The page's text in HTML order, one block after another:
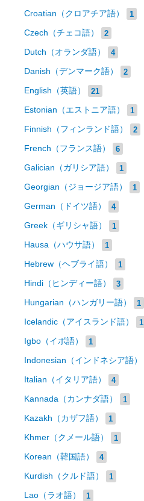
Croatian（クロアチア語） 1
Czech（チェコ語） 2
Dutch（オランダ語） 4
Danish（デンマーク語） 2
English（英語） 21
Estonian（エストニア語） 1
Finnish（フィンランド語） 2
French（フランス語） 6
Galician（ガリシア語） 1
Georgian（ジョージア語） 1
German（ドイツ語） 4
Greek（ギリシャ語） 1
Hausa（ハウサ語） 1
Hebrew（ヘブライ語） 1
Hindi（ヒンディー語） 3
Hungarian（ハンガリー語） 1
Icelandic（アイスランド語） 1
Igbo（イボ語） 1
Indonesian（インドネシア語）
Italian（イタリア語） 4
Kannada（カンナダ語） 1
Kazakh（カザフ語） 1
Khmer（クメール語） 1
Korean（韓国語） 4
Kurdish（クルド語） 1
Lao（ラオ語） 1